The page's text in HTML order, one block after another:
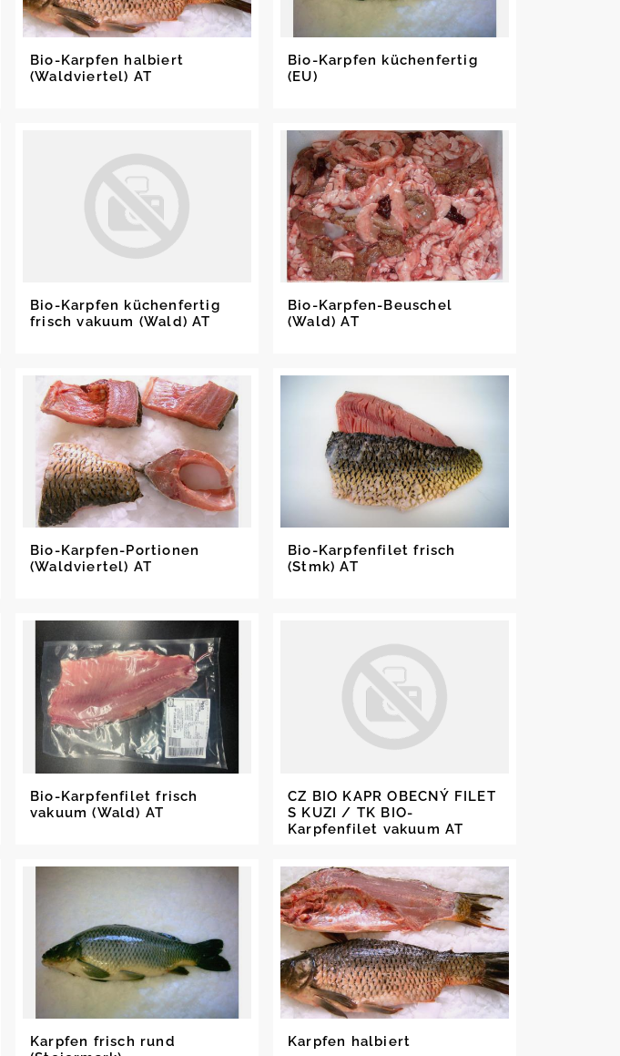
Bio-Karpfen halbiert
(Waldviertel) AT
Bio-Karpfen küchenfertig
(EU)
Bio-Karpfen küchenfertig
frisch vakuum (Wald) AT
Bio-Karpfen-Beuschel
(Wald) AT
Bio-Karpfen-Portionen
(Waldviertel) AT
Bio-Karpfenfilet frisch
(Stmk) AT
Bio-Karpfenfilet frisch
vakuum (Wald) AT
CZ BIO KAPR OBECNÝ FILET
S KUZI / TK BIO-
Karpfenfilet vakuum AT
Karpfen frisch rund
Karpfen halbiert